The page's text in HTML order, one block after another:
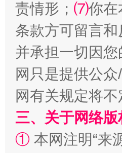
阿坝州三大球赛在茂县
责情形； ⑺你在
条款方可留言
并承担一切因
网只是提供公
网有关规定将
三、关于网络版
① 本网注明“来